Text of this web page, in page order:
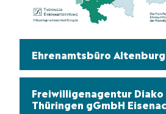
Ehrenamtsbüro
Freiwilligenagentur Diako
Thüringen gGmbH